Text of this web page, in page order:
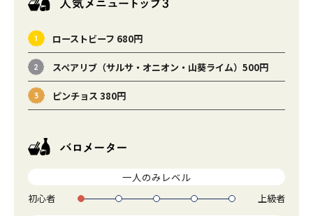
ローストビーフ 680円
スペアリブ（サルサ・オニオン・山葵ライム）500円
ピンチョス 380円
一人のみレベル
初心者 1 2 3 4 5 上級者